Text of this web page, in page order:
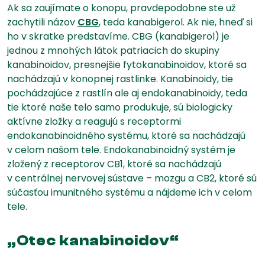
Ak sa zaujímate o konopu, pravdepodobne ste už
zachytili názov CBG, teda kanabigerol. Ak nie, hneď si
ho v skratke predstavíme. CBG (kanabigerol) je
jednou z mnohých látok patriacich do skupiny
kanabinoidov, presnejšie fytokanabinoidov, ktoré sa
nachádzajú v konopnej rastlinke. Kanabinoidy, tie
pochádzajúce z rastlín ale aj endokanabinoidy, teda
tie ktoré naše telo samo produkuje, sú biologicky
aktívne zložky a reagujú s receptormi
endokanabinoidného systému, ktoré sa nachádzajú
v celom našom tele. Endokanabinoidný systém je
zložený z receptorov CB1, ktoré sa nachádzajú
v centrálnej nervovej sústave – mozgu a CB2, ktoré sú
súčasťou imunitného systému a nájdeme ich v celom
tele.
„Otec kanabinoidov“